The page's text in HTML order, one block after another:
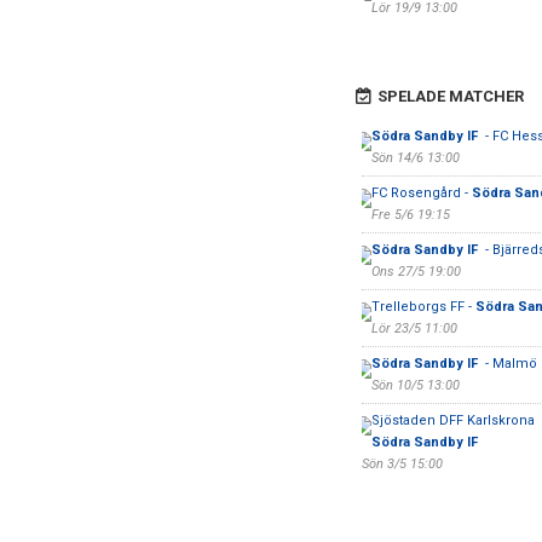
Lör 19/9 13:00
SPELADE MATCHER
Södra Sandby IF - FC
Sön 14/6 13:00
FC Rosengård - Södra
Fre 5/6 19:15
Södra Sandby IF -
Ons 27/5 19:00
Trelleborgs FF - Södra
Lör 23/5 11:00
Södra Sandby IF - Malmö
Sön 10/5 13:00
Sjöstaden DFF Karlskrona
Södra Sandby IF
Sön 3/5 15:00